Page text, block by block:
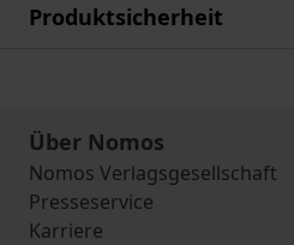
Produktsicherheit
Über Nomos
Nomos Verlagsgesellschaft
Presseservice
Karriere